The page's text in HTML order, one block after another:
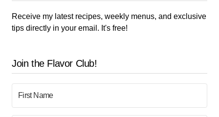
Receive my latest recipes, weekly menus, and exclusive
tips directly in your email. It's free!
Join the Flavor Club!